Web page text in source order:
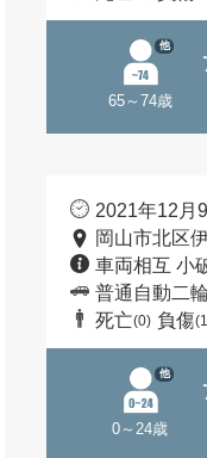
65～74歳
他
2021年12月
岡山市北区
車両相互 小
普通自動二
死亡(0) 負傷
0～24歳
他